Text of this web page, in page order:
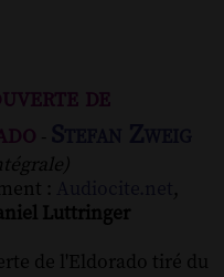
de
-
:
,
Luttringer
de l'Eldorado tiré du